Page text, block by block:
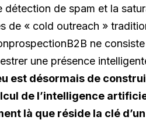
détection de spam et la
de « cold outreach »
ne
une présence
est désormais de
de l’intelligence
là que réside la clé